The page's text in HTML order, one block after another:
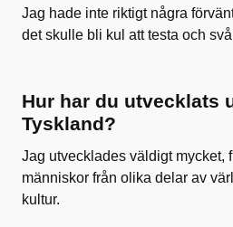
Jag hade inte riktigt några
det skulle bli kul att testa och
Hur har du utvecklats
Tyskland?
Jag utvecklades väldigt mycket,
människor från olika delar av
kultur.